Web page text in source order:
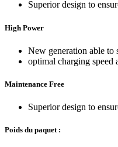
Superior design to
High Power
New generation able to
optimal charging speed
Maintenance Free
Superior design to
Poids du paquet :